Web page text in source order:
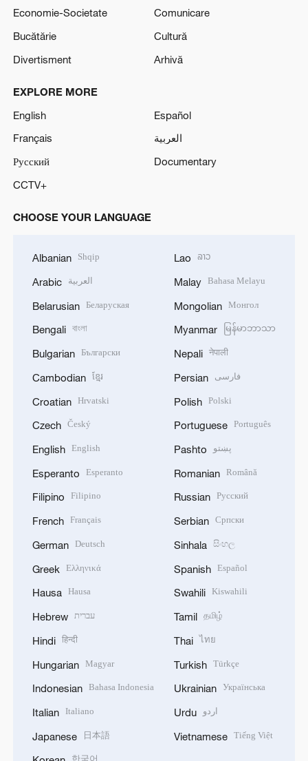
Economie-Societate
Comunicare
Bucătărie
Cultură
Divertisment
Arhivă
EXPLORE MORE
English
Español
Français
العربية
Русский
Documentary
CCTV+
CHOOSE YOUR LANGUAGE
Albanian Shqip
Arabic العربية
Belarusian Беларуская
Bengali বাংলা
Bulgarian Български
Cambodian ខ្មែរ
Croatian Hrvatski
Czech Český
English English
Esperanto Esperanto
Filipino Filipino
French Français
German Deutsch
Greek Ελληνικά
Hausa Hausa
Hebrew עברית
Hindi हिन्दी
Hungarian Magyar
Indonesian Bahasa Indonesia
Italian Italiano
Japanese 日本語
Lao ລາວ
Malay Bahasa Melayu
Mongolian Монгол
Myanmar မြန်မာဘာသာ
Nepali नेपाली
Persian فارسی
Polish Polski
Portuguese Português
Pashto پښتو
Romanian Română
Russian Русский
Serbian Српски
Sinhala සිංහල
Spanish Español
Swahili Kiswahili
Tamil தமிழ்
Thai ไทย
Turkish Türkçe
Ukrainian Українська
Urdu اردو
Vietnamese Tiếng Việt